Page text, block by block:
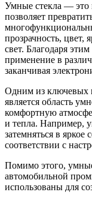
Умные стекла — это
позволяет
прозрачность, цвет,
свет. Благодаря
применение в
заканчивая
Одним из ключевых
является область
комфортную
и тепла. Например,
затемняться в яркое
соответствии с
Помимо этого,
автомобильной
использованы для